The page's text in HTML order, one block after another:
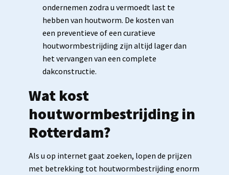
ondernemen zodra u vermoedt last te
hebben van houtworm. De kosten van
een preventieve of een curatieve
houtwormbestrijding zijn altijd lager dan
het vervangen van een complete
dakconstructie.
Wat kost
houtwormbestrijding in
Rotterdam?
Als u op internet gaat zoeken, lopen de prijzen
met betrekking tot houtwormbestrijding enorm